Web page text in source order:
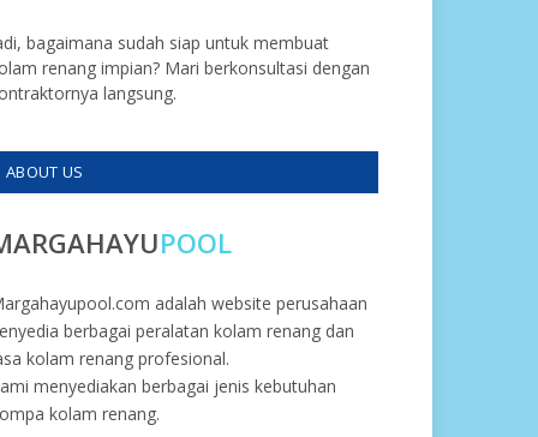
bagaimana sudah siap untuk membuat
renang impian? Mari berkonsultasi dengan
langsung.
ABOUT US
POOL
adalah website perusahaan
berbagai peralatan kolam renang dan
kolam renang profesional.
menyediakan berbagai jenis kebutuhan
kolam renang.